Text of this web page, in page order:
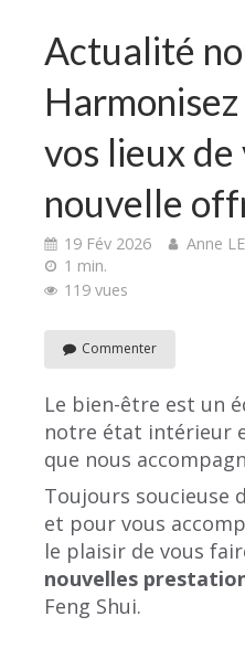
Actualité
vos lieux de
nouvelle
19 Fév 2026 Anne
1 min.
119 vues
Commenter
Le bien-être est un
notre état intérieur
que nous
Toujours soucieuse
et pour vous
le plaisir de vous
nouvelles
Feng Shui.